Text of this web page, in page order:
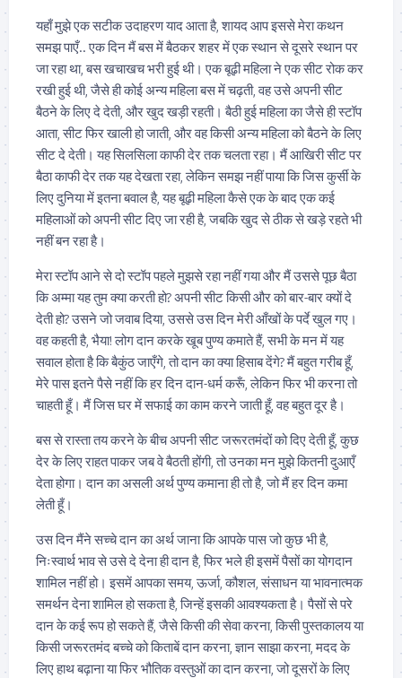
यहाँ मुझे एक सटीक उदाहरण याद आता है, शायद आप इससे मेरा कथन
समझ पाएँ.. एक दिन मैं बस में बैठकर शहर में एक स्थान से दूसरे स्थान पर
जा रहा था, बस खचाखच भरी हुई थी। एक बूढ़ी महिला ने एक सीट रोक कर
रखी हुई थी, जैसे ही कोई अन्य महिला बस में चढ़ती, वह उसे अपनी सीट
बैठने के लिए दे देती, और खुद खड़ी रहती। बैठी हुई महिला का जैसे ही स्टॉप
आता, सीट फिर खाली हो जाती, और वह किसी अन्य महिला को बैठने के लिए
सीट दे देती। यह सिलसिला काफी देर तक चलता रहा। मैं आखिरी सीट पर
बैठा काफी देर तक यह देखता रहा, लेकिन समझ नहीं पाया कि जिस कुर्सी के
लिए दुनिया में इतना बवाल है, यह बूढ़ी महिला कैसे एक के बाद एक कई
महिलाओं को अपनी सीट दिए जा रही है, जबकि खुद से ठीक से खड़े रहते भी
नहीं बन रहा है।
मेरा स्टॉप आने से दो स्टॉप पहले मुझसे रहा नहीं गया और मैं उससे पूछ बैठा
कि अम्मा यह तुम क्या करती हो? अपनी सीट किसी और को बार-बार क्यों दे
देती हो? उसने जो जवाब दिया, उससे उस दिन मेरी आँखों के पर्दे खुल गए।
वह कहती है, भैया! लोग दान करके खूब पुण्य कमाते हैं, सभी के मन में यह
सवाल होता है कि बैकुंठ जाएँगे, तो दान का क्या हिसाब देंगे? मैं बहुत गरीब हूँ,
मेरे पास इतने पैसे नहीं कि हर दिन दान-धर्म करूँ, लेकिन फिर भी करना तो
चाहती हूँ। मैं जिस घर में सफाई का काम करने जाती हूँ, वह बहुत दूर है।
बस से रास्ता तय करने के बीच अपनी सीट जरूरतमंदों को दिए देती हूँ, कुछ
देर के लिए राहत पाकर जब वे बैठती होंगी, तो उनका मन मुझे कितनी दुआएँ
देता होगा। दान का असली अर्थ पुण्य कमाना ही तो है, जो मैं हर दिन कमा
लेती हूँ।
उस दिन मैंने सच्चे दान का अर्थ जाना कि आपके पास जो कुछ भी है,
निःस्वार्थ भाव से उसे दे देना ही दान है, फिर भले ही इसमें पैसों का योगदान
शामिल नहीं हो। इसमें आपका समय, ऊर्जा, कौशल, संसाधन या भावनात्मक
समर्थन देना शामिल हो सकता है, जिन्हें इसकी आवश्यकता है। पैसों से परे
दान के कई रूप हो सकते हैं, जैसे किसी की सेवा करना, किसी पुस्तकालय या
किसी जरूरतमंद बच्चे को किताबें दान करना, ज्ञान साझा करना, मदद के
लिए हाथ बढ़ाना या फिर भौतिक वस्तुओं का दान करना, जो दूसरों के लिए